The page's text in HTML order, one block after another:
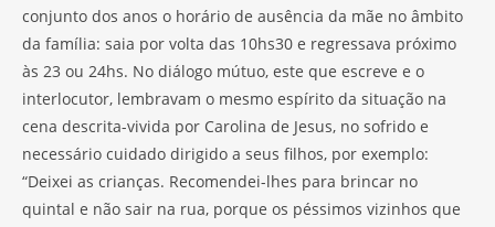
conjunto dos anos o horário de ausência da mãe no âmbito
da família: saia por volta das 10hs30 e regressava próximo
às 23 ou 24hs. No diálogo mútuo, este que escreve e o
interlocutor, lembravam o mesmo espírito da situação na
cena descrita-vivida por Carolina de Jesus, no sofrido e
necessário cuidado dirigido a seus filhos, por exemplo:
“Deixei as crianças. Recomendei-lhes para brincar no
quintal e não sair na rua, porque os péssimos vizinhos que